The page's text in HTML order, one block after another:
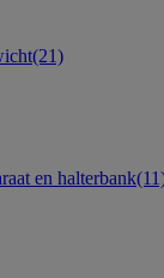
(21)
en halterbank